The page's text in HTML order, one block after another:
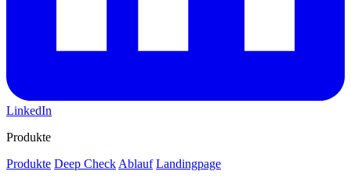
LinkedIn
Produkte
Produkte Deep Check Ablauf Landingpage